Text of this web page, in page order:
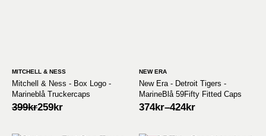
MITCHELL & NESS
Mitchell & Ness - Box Logo -
Marineblå Truckercaps
399kr
Opprinnelig
259kr
Nåværende
NEW ERA
New Era - Detroit Tigers -
MarineBlå 59Fifty Fitted Caps
374kr–424kr